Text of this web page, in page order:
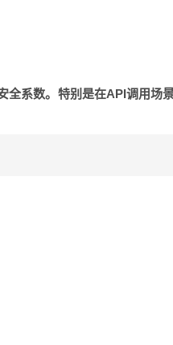
全系数。特别是在API调用场